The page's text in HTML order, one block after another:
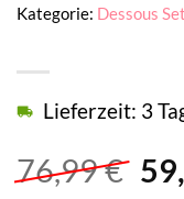
76,99€
Lieferzeit: 3
Kategorie: Dessous